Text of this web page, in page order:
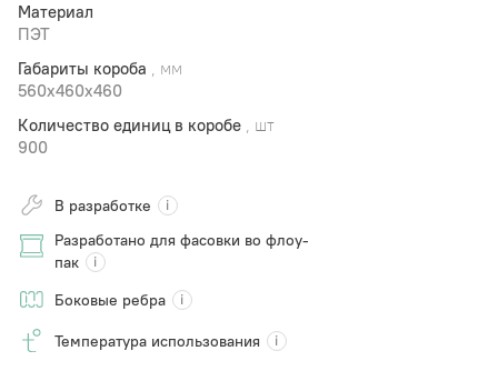
Материал
ПЭТ
Габариты короба , мм
560x460х460
Количество единиц в коробе , шт
900
В разработке
Разработано для фасовки во флоу-
пак
Боковые ребра
Температура использования